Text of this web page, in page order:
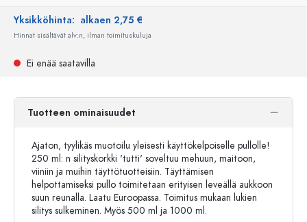
Yksikköhinta: alkaen 2,75 €
Hinnat sisältävät alv:n, ilman toimituskuluja
Ei enää saatavilla
Tuotteen ominaisuudet
Ajaton, tyylikäs muotoilu yleisesti käyttökelpoiselle pullolle!
250 ml: n silityskorkki 'tutti' soveltuu mehuun, maitoon,
viiniin ja muihin täyttötuotteisiin. Täyttämisen
helpottamiseksi pullo toimitetaan erityisen leveällä aukkoon
suun reunalla. Laatu Euroopassa. Toimitus mukaan lukien
silitys sulkeminen. Myös 500 ml ja 1000 ml.